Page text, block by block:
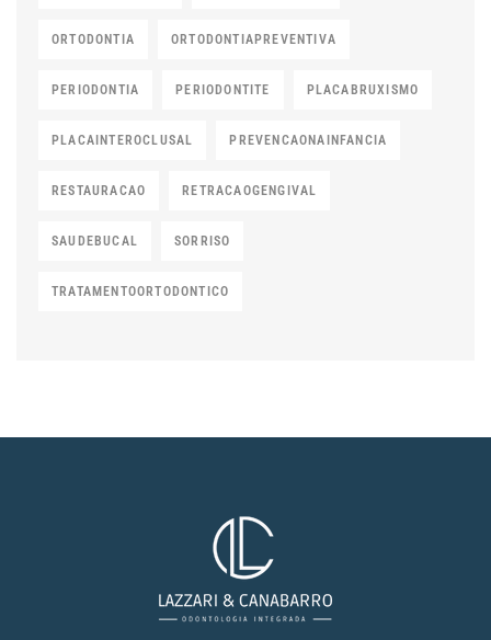
ORTODONTIA ORTODONTIAPREVENTIVA
PERIODONTIA PERIODONTITE PLACABRUXISMO
PLACAINTEROCLUSAL PREVENCAONAINFANCIA
RESTAURACAO RETRACAOGENGIVAL
SAUDEBUCAL SORRISO
TRATAMENTOORTODONTICO